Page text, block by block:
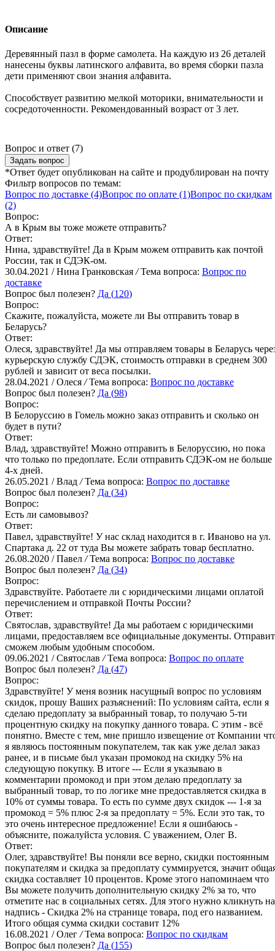
Описание
Деревянный пазл в форме самолета. На каждую из 26 деталей
нанесены буквы латинского алфавита, во время сборки пазла
дети применяют свои знания алфавита.
Способствует развитию мелкой моторики, внимательности и
сосредоточенности. Рекомендованный возраст от 3 лет.
Вопрос и ответ (7)
Задать вопрос
*Ответ будет опубликован на сайте и продублирован на почту
Фильтр вопросов по темам:
Вопрос по доставке (4)Вопрос по оплате (1)Вопрос по скидкам
(2)
Вопрос:
А в Крым вы тоже можете отправить?
Ответ:
Нина, здравствуйте! Да в Крым можем отправить как почтой
России, так и СДЭК-ом.
30.04.2021 / Нина Гранковская / Тема вопроса: Вопрос по
доставке
Вопрос был полезен? Да (120)
Вопрос:
Скажите, пожалуйста, можете ли Вы отправить товар в
Беларусь?
Ответ:
Олеся, здравствуйте! Да мы отправляем товары в Беларусь
курьерскую службу СДЭК, стоимость отправки в среднем 300
рублей и зависит от веса посылки.
28.04.2021 / Олеся / Тема вопроса: Вопрос по доставке
Вопрос был полезен? Да (98)
Вопрос:
В Белоруссию в Гомель можно заказ отправить и сколько он
будет в пути?
Ответ:
Влад, здравствуйте! Можно отправить в Белоруссию, но пока
что только по предоплате. Если отправить СДЭК-ом не больше
4-х дней.
26.05.2021 / Влад / Тема вопроса: Вопрос по доставке
Вопрос был полезен? Да (34)
Вопрос:
Есть ли самовывоз?
Ответ:
Павел, здравствуйте! У нас склад находится в г. Иваново на ул.
Спартака д. 22 от туда Вы можете забрать товар бесплатно.
26.08.2020 / Павел / Тема вопроса: Вопрос по доставке
Вопрос был полезен? Да (34)
Вопрос:
Здравствуйте. Работаете ли с юридическими лицами оплатой
перечислением и отправкой Почты России?
Ответ:
Святослав, здравствуйте! Да мы работаем с юридическими
лицами, предоставляем все официальные документы.
сможем любым удобным способом.
09.06.2021 / Святослав / Тема вопроса: Вопрос по оплате
Вопрос был полезен? Да (47)
Вопрос:
Здравствуйте! У меня возник насущный вопрос по условиям
скидок, прошу Ваших разъяснений: По условиям сайта, если я
сделаю предоплату за выбранный товар, то получаю 5-ти
процентную скидку на покупку данного товара. С этим - всё
понятно. Вместе с тем, мне пришло извещение от Компании
я являюсь постоянным покупателем, так как уже делал заказ
ранее, и в письме был указан промокод на скидку 5% на
следующую покупку. В итоге --- Если я указываю в
комментарии промокод и при этом делаю предоплату за
выбранный товар, то по логике мне предоставляется скидка в
10% от суммы товара. То есть по сумме двух скидок --- 1-я за
промокод = 5% плюс 2-я за предоплату = 5%. Если это так, то
это очень интересное предложение! Если я ошибаюсь -
объясните, пожалуйста условия. С уважением, Олег В.
Ответ:
Олег, здравствуйте! Вы поняли все верно, скидки постоянным
покупателям и скидка за предоплату суммируется, значит
скидка составляет 10 процентов. Кроме этого напоминаем что
Вы можете получить дополнительную скидку 2% за то, что
отметите нас в социальных сетях. Для этого нужно кликнуть на
надпись - Скидка 2% на странице товара, под его названием.
Итого общая сумма скидки составит 12%
16.08.2021 / Олег / Тема вопроса: Вопрос по скидкам
Вопрос был полезен? Да (155)